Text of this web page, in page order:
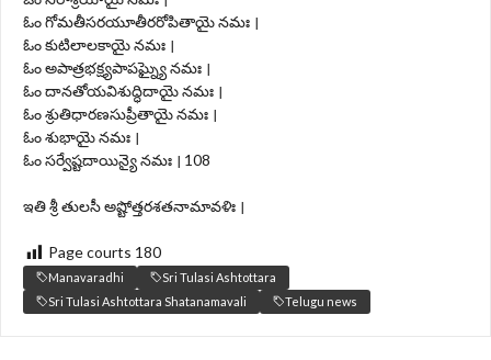
ఓం గోమతీసరయూతీరరోపితాయై నమః ।
ఓం కుటిలాలకాయై నమః ।
ఓం అపాత్రభక్ష్యపాపఘ్న్యై నమః ।
ఓం దానతోయవిశుద్ధిదాయై నమః ।
ఓం శ్రుతిధారణసుప్రీతాయై నమః ।
ఓం శుభాయై నమః ।
ఓం సర్వేష్టదాయిన్యై నమః । 108
ఇతి శ్రీ తులసీ అష్టోత్తరశతనామావళిః ।
Page courts 180
Manavaradhi
Sri Tulasi Ashtottara
Sri Tulasi Ashtottara Shatanamavali
Telugu news